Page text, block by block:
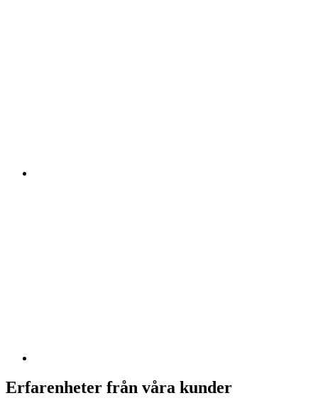
Erfarenheter från våra kunder